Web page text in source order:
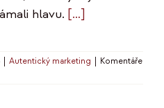
hlavu. […]
Autentický marketing
Komentáře